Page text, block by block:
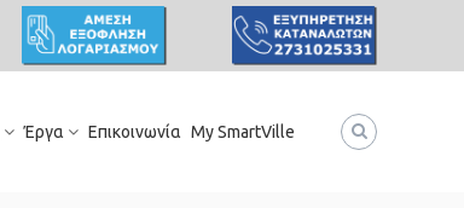
Έργα Επικοινωνία My SmartVille